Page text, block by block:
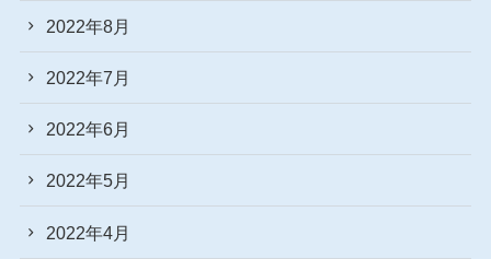
2022年8月
2022年7月
2022年6月
2022年5月
2022年4月